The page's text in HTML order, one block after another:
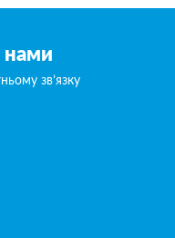
нами
зв’язку